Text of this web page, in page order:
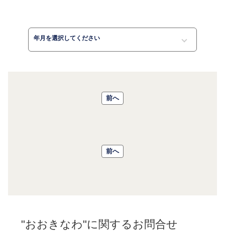
年月を選択してください
前へ
前へ
"おおきなわ"に関するお問合せ